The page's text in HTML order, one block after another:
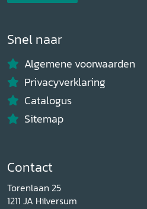
Snel naar
Algemene voorwaarden
Privacyverklaring
Catalogus
Sitemap
Contact
Torenlaan 25
1211 JA Hilversum